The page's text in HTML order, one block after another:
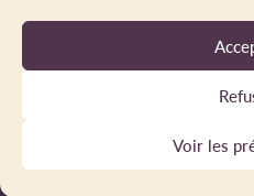
Voir les
Politique de confidentialité